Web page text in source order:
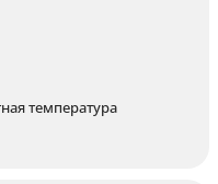
температура